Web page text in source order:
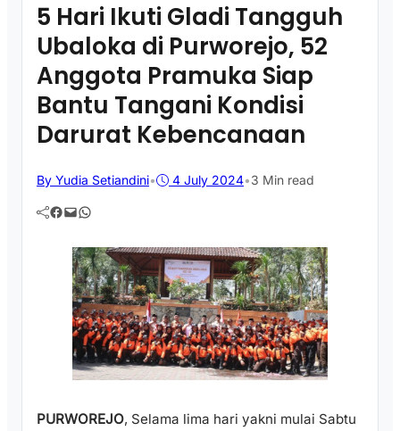
5 Hari Ikuti Gladi Tangguh
Ubaloka di Purworejo, 52
Anggota Pramuka Siap
Bantu Tangani Kondisi
Darurat Kebencanaan
By Yudia Setiandini• 4 July 2024•3 Min read
Facebook Mail WhatsApp
PURWOREJO, Selama lima hari yakni mulai Sabtu